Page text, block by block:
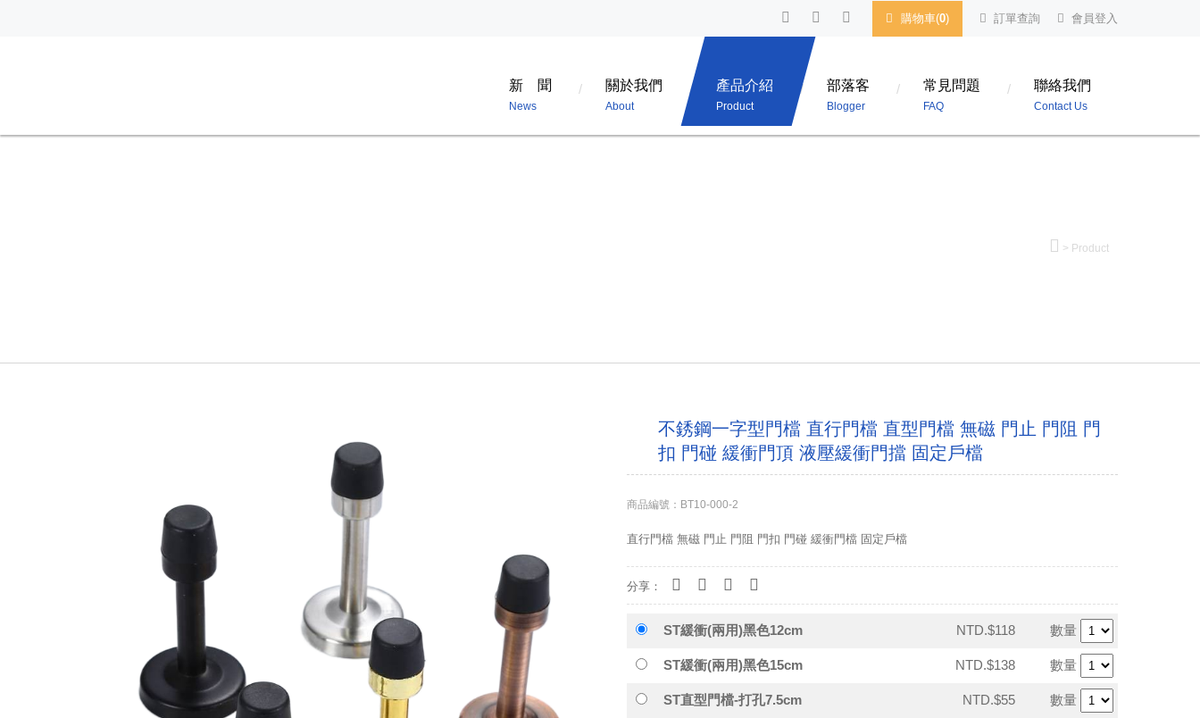
購物車(0) 訂單查詢 會員登入
新 聞
News
關於我們
About
產品介紹
Product
部落客
Blogger
常見問題
FAQ
聯絡我們
Contact Us
> Product
不銹鋼一字型門檔 直行門檔 直型門檔 無磁 門止 門阻 門
扣 門碰 緩衝門頂 液壓緩衝門擋 固定戶檔
商品編號：BT10-000-2
直行門檔 無磁 門止 門阻 門扣 門碰 緩衝門檔 固定戶檔
分享：
ST緩衝(兩用)黑色12cm NTD.$118 數量
ST緩衝(兩用)黑色15cm NTD.$138 數量
ST直型門檔-打孔7.5cm NTD.$55 數量